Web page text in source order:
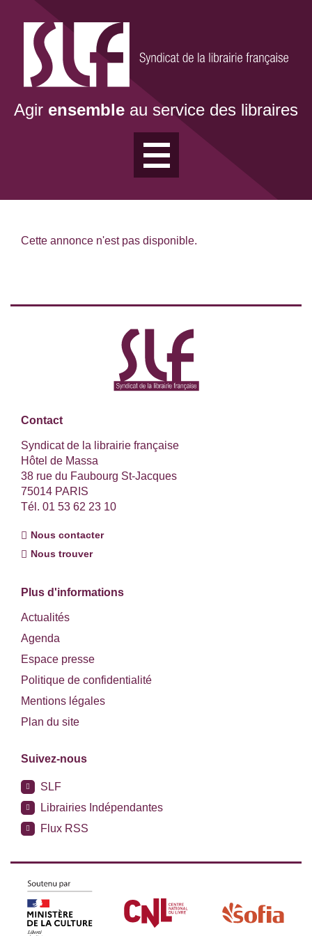
contenu
principal
Agir ensemble au service des libraires
Cette annonce n'est pas disponible.
Contact
Syndicat de la librairie française
Hôtel de Massa
38 rue du Faubourg St-Jacques
75014 PARIS
Tél. 01 53 62 23 10
Nous contacter
Nous trouver
Plus d'informations
Actualités
Agenda
Espace presse
Politique de confidentialité
Mentions légales
Plan du site
Suivez-nous
SLF
Librairies Indépendantes
Flux RSS